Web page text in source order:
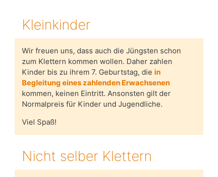
Kleinkinder
Wir freuen uns, dass auch die Jüngsten schon
zum Klettern kommen wollen. Daher zahlen
Kinder bis zu ihrem 7. Geburtstag, die in
Begleitung eines zahlenden Erwachsenen
kommen, keinen Eintritt. Ansonsten gilt der
Normalpreis für Kinder und Jugendliche.
Viel Spaß!
Nicht selber Klettern